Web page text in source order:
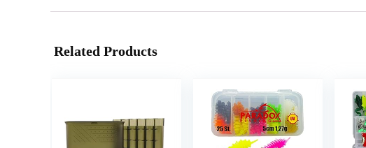
Related Products